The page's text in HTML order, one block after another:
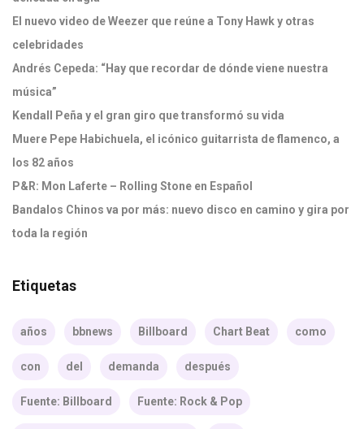
El nuevo video de Weezer que reúne a Tony Hawk y otras
celebridades
Andrés Cepeda: “Hay que recordar de dónde viene nuestra
música”
Kendall Peña y el gran giro que transformó su vida
Muere Pepe Habichuela, el icónico guitarrista de flamenco, a
los 82 años
P&R: Mon Laferte – Rolling Stone en Español
Bandalos Chinos va por más: nuevo disco en camino y gira por
toda la región
Etiquetas
años bbnews Billboard Chart Beat como
con del demanda después
Fuente: Billboard Fuente: Rock & Pop